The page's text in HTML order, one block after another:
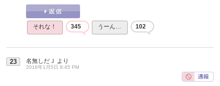
それな！ 345 うーん… 102
23 名無しだＪ より
2016年1月5日 8:45 PM